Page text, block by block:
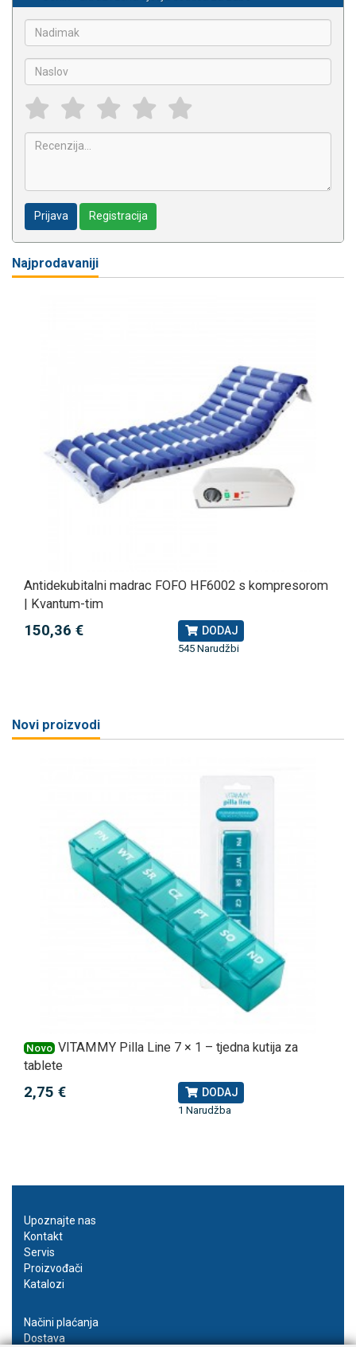
Prijava Registracija
Najprodavaniji
Antidekubitalni madrac FOFO HF6002 s kompresorom
| Kvantum-tim
150,36 € DODAJ
545 Narudžbi
Novi proizvodi
Novo VITAMMY Pilla Line 7 × 1 – tjedna kutija za
tablete
2,75 € DODAJ
1 Narudžba
Upoznajte nas
Kontakt
Servis
Proizvođači
Katalozi
Načini plaćanja
Dostava